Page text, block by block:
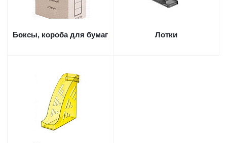
Боксы, короба для бумаг Лотки